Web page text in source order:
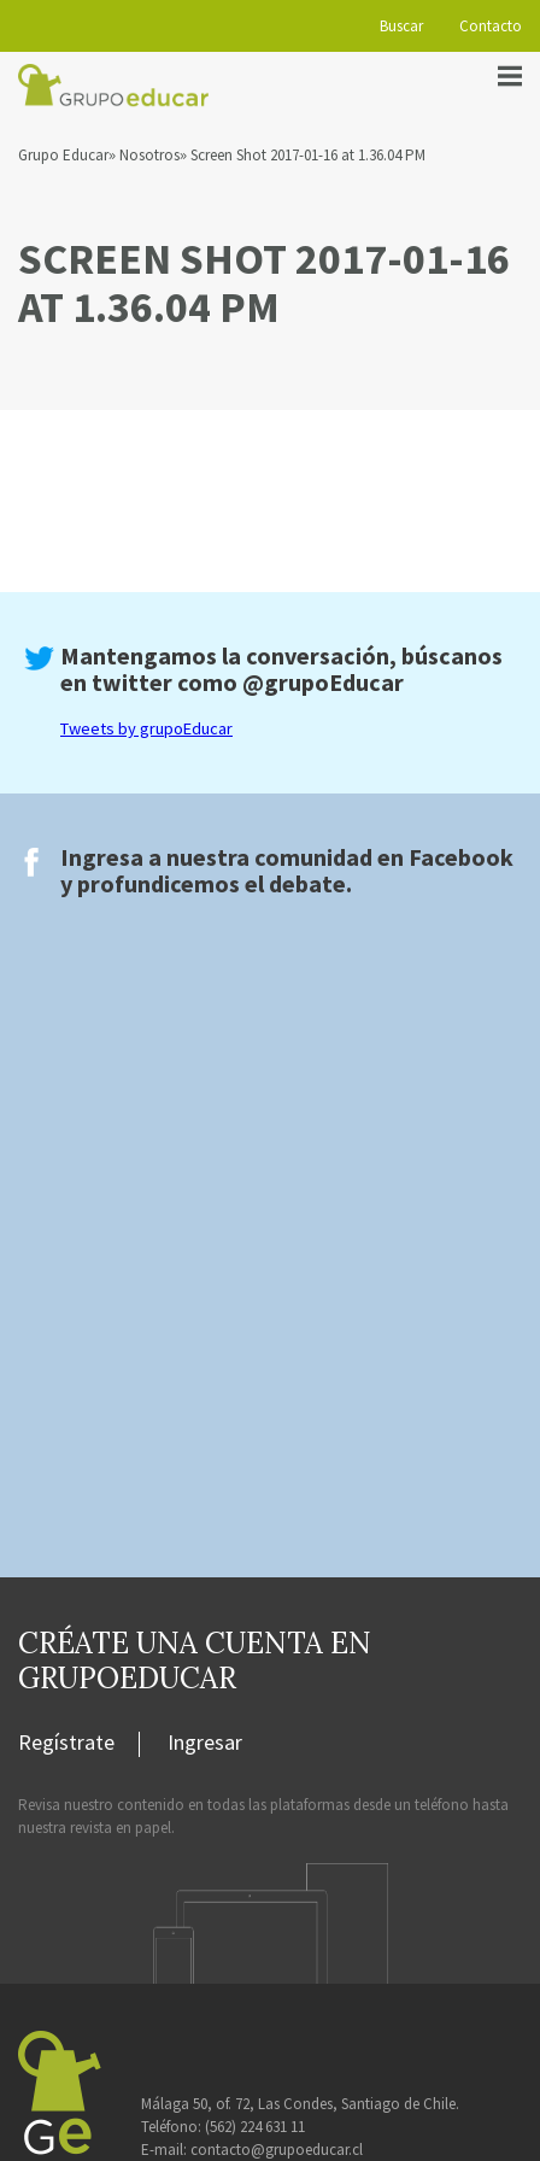
Buscar Contacto
Grupo Educar Nosotros Screen Shot 2017-01-16 at 1.36.04 PM
SCREEN SHOT 2017-01-16
AT 1.36.04 PM
Mantengamos la conversación, búscanos
en twitter como @grupoEducar
Tweets by grupoEducar
Ingresa a nuestra comunidad en Facebook
y profundicemos el debate.
CRÉATE UNA CUENTA EN
GRUPOEDUCAR
Regístrate Ingresar
Revisa nuestro contenido en todas las plataformas desde un teléfono hasta
nuestra revista en papel.
Málaga 50, of. 72, Las Condes, Santiago de Chile.
Teléfono: (562) 224 631 11
E-mail: contacto@grupoeducar.cl